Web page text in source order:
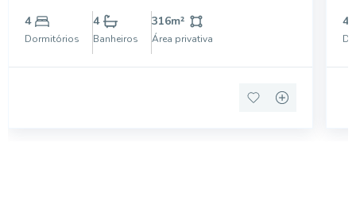
300m² e área construída de 320m². Conta no térreo
com garagem e hall de entrada (73m²). No primeiro
4
Dormitórios
4
Banheiros
316m²
Área privativa
é
4